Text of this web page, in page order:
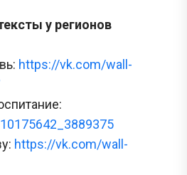
у регионов
https://vk.com/wall-
https://vk.com/wall-